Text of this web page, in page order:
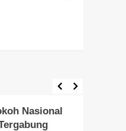
Nasional